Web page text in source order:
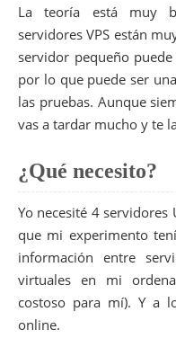
La teoría está muy
servidores VPS están
servidor pequeño
por lo que puede ser
las pruebas. Aunque
vas a tardar mucho y te
¿Qué necesito?
Yo necesité 4
que mi experimento
información entre
virtuales en mi
costoso para mí). Y a
online.